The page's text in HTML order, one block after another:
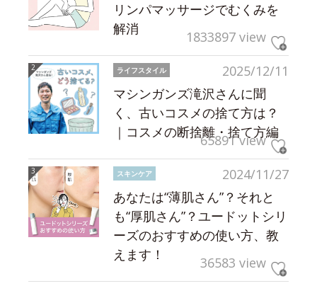
リンパマッサージでむくみを
解消
1833897 view
2025/12/11
ライフスタイル
マシンガンズ滝沢さんに聞
く、古いコスメの捨て方は？
｜コスメの断捨離・捨て方編
65891 view
2024/11/27
スキンケア
あなたは“薄肌さん”？それと
も“厚肌さん”？ユードットシリ
ーズのおすすめの使い方、教
えます！
36583 view